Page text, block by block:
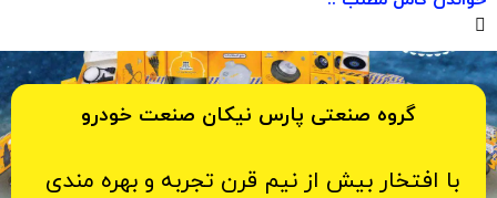
گروه صنعتی پارس نیکان صنعت خودرو
با افتخار بیش از نیم قرن تجربه و بهره مندی